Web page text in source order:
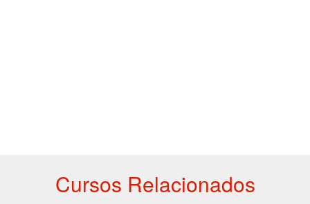
Cursos Relacionados